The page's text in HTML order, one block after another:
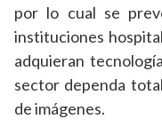
por lo cual se
instituciones
adquieran
sector dependa
de imágenes.